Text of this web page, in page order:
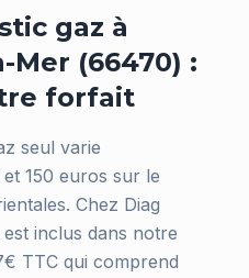
gaz à
Mer (66470) :
forfait
seul varie
150 euros sur le
Chez Diag
inclus dans notre
TTC qui comprend